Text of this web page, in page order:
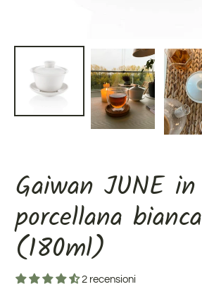
Gaiwan JUNE in
porcellana bianca
(180ml)
2 recensioni